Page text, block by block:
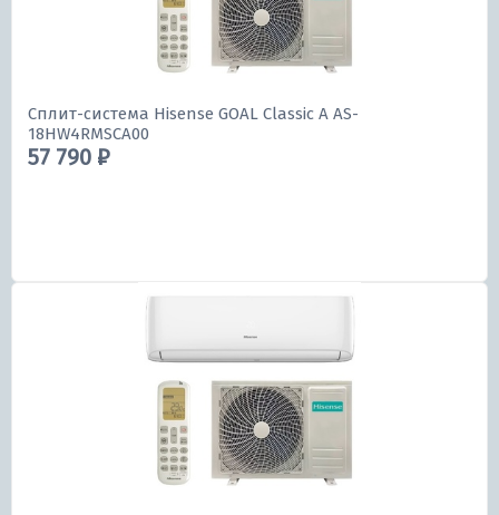
Сплит-система Hisense GOAL Classic A AS-
18HW4RMSCA00
57 790 ₽